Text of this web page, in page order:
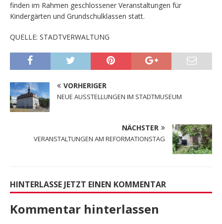
finden im Rahmen geschlossener Veranstaltungen für
Kindergärten und Grundschulklassen statt.
QUELLE: STADTVERWALTUNG
VORHERIGER
NEUE AUSSTELLUNGEN IM STADTMUSEUM
NÄCHSTER
VERANSTALTUNGEN AM REFORMATIONSTAG
HINTERLASSE JETZT EINEN KOMMENTAR
Kommentar hinterlassen